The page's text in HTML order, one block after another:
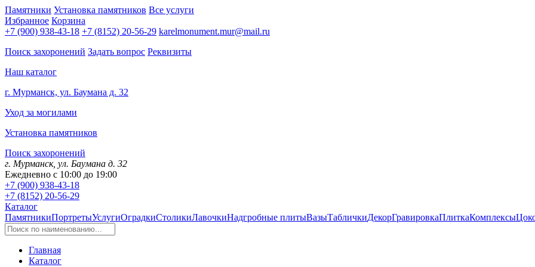
Памятники Установка памятников Все услуги
Избранное Корзина
+7 (900) 938-43-18 +7 (8152) 20-56-29 karelmonument.mur@mail.ru
Поиск захоронений Задать вопрос Реквизиты
Наш каталог
г. Мурманск, ул. Баумана д. 32
Уход за могилами
Установка памятников
Поиск захоронений
г. Мурманск, ул. Баумана д. 32
Ежедневно с 10:00 до 19:00
+7 (900) 938-43-18
+7 (8152) 20-56-29
Каталог
ПамятникиПортретыУслугиОградкиСтоликиЛавочкиНадгробные плитыВазыТабличкиДекорГравировкаПлиткаКомплексы
Главная
Каталог